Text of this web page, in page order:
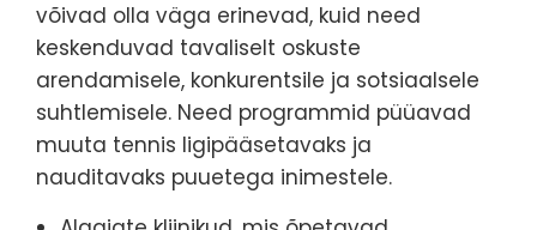
võivad olla väga erinevad, kuid need
keskenduvad tavaliselt oskuste
arendamisele, konkurentsile ja sotsiaalsele
suhtlemisele. Need programmid püüavad
muuta tennis ligipääsetavaks ja
nauditavaks puuetega inimestele.